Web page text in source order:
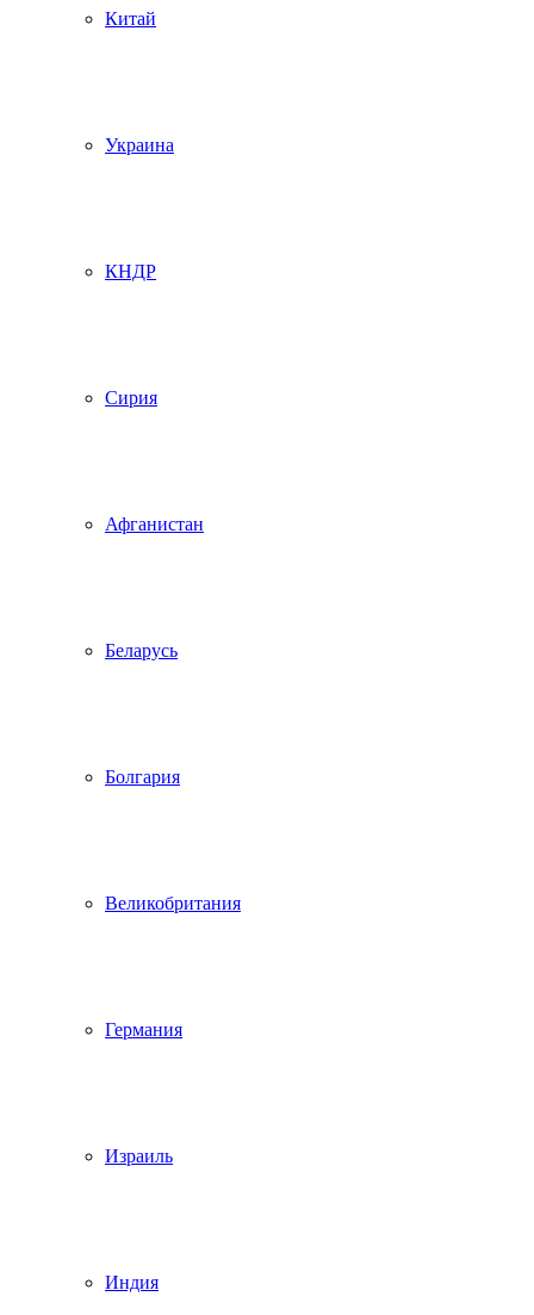
Китай
Украина
КНДР
Сирия
Афганистан
Беларусь
Болгария
Великобритания
Германия
Израиль
Индия